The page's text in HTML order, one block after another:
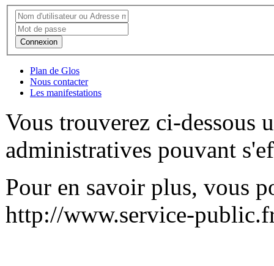
Connexion
Plan de Glos
Nous contacter
Les manifestations
Vous trouverez ci-dessous
administratives pouvant
Pour en savoir plus, vous
http://www.service-